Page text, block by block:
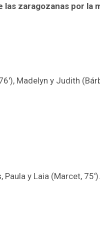
zaragozanas por la
Madelyn y Judith
y Laia (Marcet, 75′).